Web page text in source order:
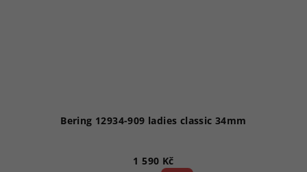
Bering 12934-909 ladies classic 34mm
1 590 Kč